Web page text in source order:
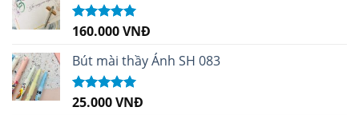
Được xếp
sao
160.000VNĐ
Bút mài thầy Ánh SH 083
Được xếp
25.000VNĐ